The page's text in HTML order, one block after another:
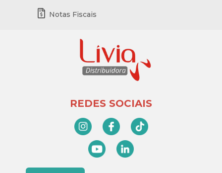
Notas Fiscais
REDES SOCIAIS